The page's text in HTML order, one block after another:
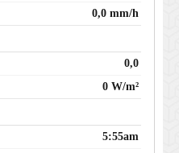
0,0 mm/h
0,0
0 W/m²
5:55am